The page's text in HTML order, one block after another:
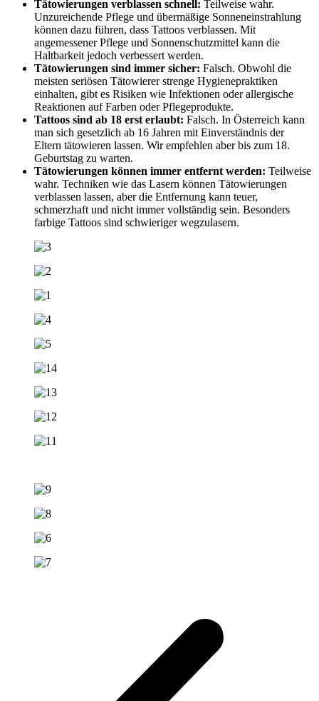
Tätowierungen verblassen schnell: Teilweise wahr.
Unzureichende Pflege und übermäßige Sonneneinstrahlung
können dazu führen, dass Tattoos verblassen. Mit
angemessener Pflege und Sonnenschutzmittel kann die
Haltbarkeit jedoch verbessert werden.
Tätowierungen sind immer sicher: Falsch. Obwohl die
meisten seriösen Tätowierer strenge Hygienepraktiken
einhalten, gibt es Risiken wie Infektionen oder allergische
Reaktionen auf Farben oder Pflegeprodukte.
Tattoos sind ab 18 erst erlaubt: Falsch. In Österreich kann
man sich gesetzlich ab 16 Jahren mit Einverständnis der
Eltern tätowieren lassen. Wir empfehlen aber bis zum 18.
Geburtstag zu warten.
Tätowierungen können immer entfernt werden: Teilweise
wahr. Techniken wie das Lasern können Tätowierungen
verblassen lassen, aber die Entfernung kann teuer,
schmerzhaft und nicht immer vollständig sein. Besonders
farbige Tattoos sind schwieriger wegzulasern.